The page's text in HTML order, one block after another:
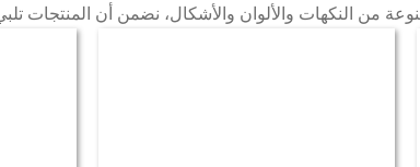
من النكهات والألوان والأشكال، نضمن أن المنتجات